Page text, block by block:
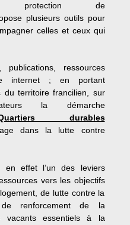
protection de
plusieurs outils pour
celles et ceux qui
, publications, ressources
internet ; en portant
du territoire francilien, sur
la démarche
durables
dans la lutte contre
en effet l’un des leviers
vers les objectifs
de lutte contre la
renforcement de la
vacants essentiels à la